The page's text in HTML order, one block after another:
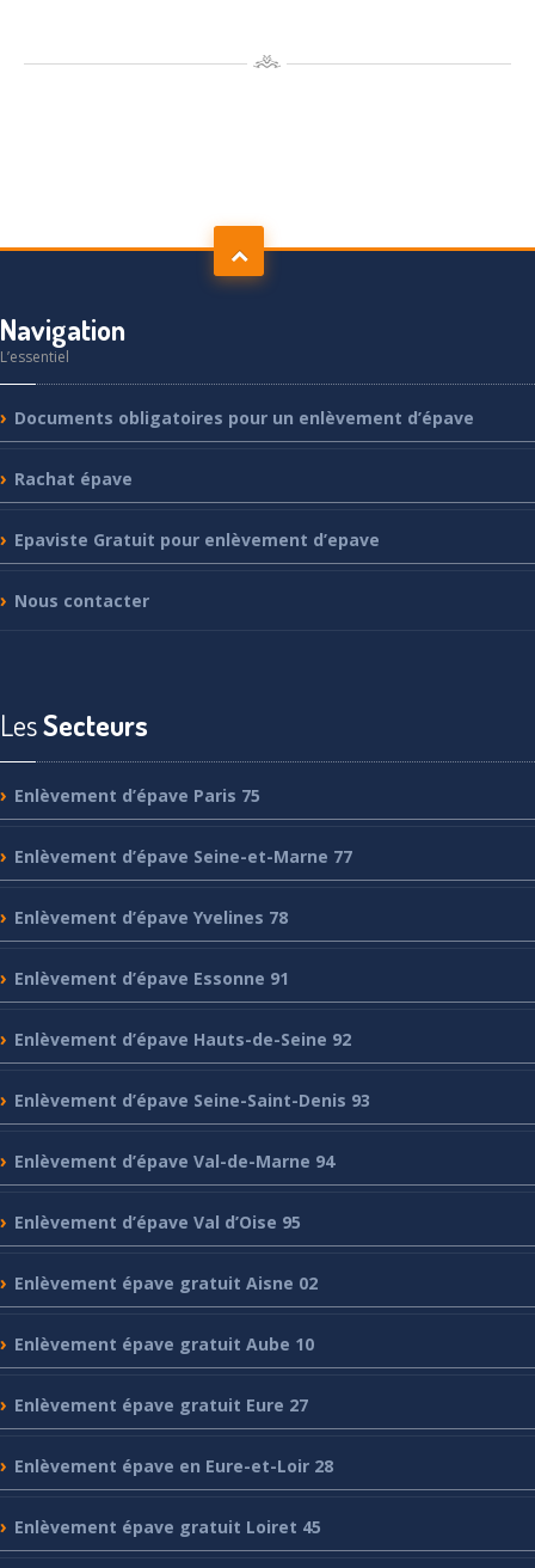
Navigation
L’essentiel
Documents obligatoires pour un enlèvement d’épave
Rachat épave
Epaviste Gratuit pour enlèvement d’epave
Nous contacter
LesSecteurs
Enlèvement d’épave Paris 75
Enlèvement d’épave Seine-et-Marne 77
Enlèvement d’épave Yvelines 78
Enlèvement d’épave Essonne 91
Enlèvement d’épave Hauts-de-Seine 92
Enlèvement d’épave Seine-Saint-Denis 93
Enlèvement d’épave Val-de-Marne 94
Enlèvement d’épave Val d’Oise 95
Enlèvement épave gratuit Aisne 02
Enlèvement épave gratuit Aube 10
Enlèvement épave gratuit Eure 27
Enlèvement épave en Eure-et-Loir 28
Enlèvement épave gratuit Loiret 45